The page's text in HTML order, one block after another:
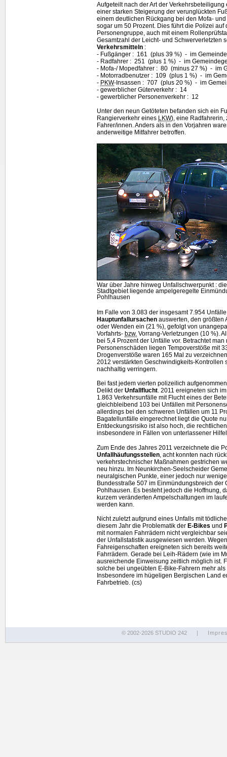
Aufgeteilt nach der Art der
einer starken Steigerung der verunglückten
einem deutlichen Rückgang bei den Mofa-
sogar um 50 Prozent. Dies führt die Polizei
Personengruppe, auch mit einem
Gesamtzahl der Leicht- und Schwerverletzten
Verkehrsmitteln :
- Fußgänger : 161 (plus 39 %) - im
- Radfahrer : 251 (plus 1 %) - im
- Mofa-/ Mopedfahrer : 80 (minus 27 %) - im
- Motorradbenutzer : 109 (plus 1 %) - im
- PKW-Insassen : 707 (plus 20 %) - im
- gewerblicher Güterverkehr : 14
- gewerblicher Personenverkehr : 12
Unter den neun Getöteten befanden sich ein
Rangierverkehr eines LKW), eine Radfahrerin,
Fahrer/innen. Anders als in den Vorjahren
anderweitige Mitfahrer betroffen.
War über Jahre hinweg Unfallschwerpunkt :
Stadtgebiet liegende ampelgeregelte
Pohlhausen
Im Falle von 3.083 der insgesamt 7.954
Hauptunfallursachen auswerten, den größten
oder Wenden ein (21 %), gefolgt von
Vorfahrts- bzw. Vorrang-Verletzungen (10 %).
bei 5,4 Prozent der Unfälle vor. Betrachtet
Personenschäden liegen Tempoverstöße mit
Drogenverstöße waren 165 Mal zu
2012 verstärkten Geschwindigkeits-Kontrollen
nachhaltig verringern.
Bei fast jedem vierten polizeilich
Delikt der Unfallflucht. 2011 ereigneten sich
1.863 Verkehrsunfälle mit Flucht eines der
gleichbleibend 103 bei Unfällen mit
allerdings bei den schweren Unfällen um 11
Bagatellunfälle eingerechnet liegt die Quote
Entdeckungsrisiko ist also hoch, die
insbesondere in Fällen von unterlassener
Zum Ende des Jahres 2011 verzeichnete die
Unfallhäufungsstellen , acht konnten nach
verkehrstechnischer Maßnahmen gestrichen
neu hinzu. Im Neunkirchen-Seelscheider
neuralgischen Punkte, einer jedoch nur
Bundesstraße 507 im Einmündungsbreich der
Pohlhausen. Es besteht jedoch die Hoffnung,
kurzem veränderten Ampelschaltungen im
werden kann.
Nicht zuletzt aufgrund eines Unfalls mit
diesem Jahr die Problematik der E-Bikes und
mit normalen Fahrrädern nicht vergleichbar
der Unfallstatistik ausgewiesen werden.
Fahreigenschaften ereigneten sich bereits
Fahrrädern. Gerade bei Leih-Rädern (wie im
ausreichende Einweisung zeitlich möglich ist.
solche bei ungeübten E-Bike-Fahrern mehr
Insbesondere im hügeligen Bergischen Land
Fahrbetrieb. (cs)
© 2002-2026 STUDIO 242 |